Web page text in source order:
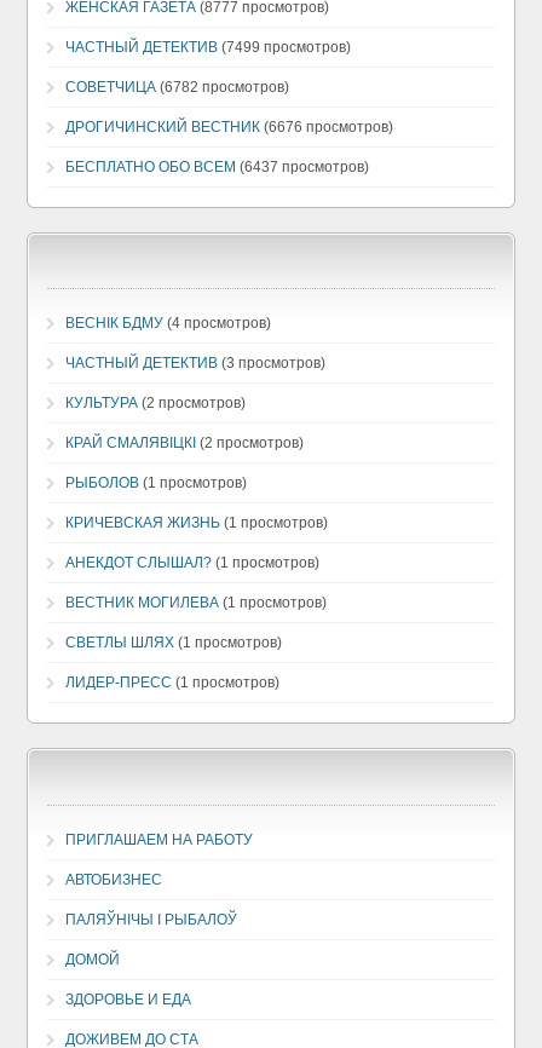
ЖЕНСКАЯ ГАЗЕТА (8777 просмотров)
ЧАСТНЫЙ ДЕТЕКТИВ (7499 просмотров)
СОВЕТЧИЦА (6782 просмотров)
ДРОГИЧИНСКИЙ ВЕСТНИК (6676 просмотров)
БЕСПЛАТНО ОБО ВСЕМ (6437 просмотров)
ВЕСНIК БДМУ (4 просмотров)
ЧАСТНЫЙ ДЕТЕКТИВ (3 просмотров)
КУЛЬТУРА (2 просмотров)
КРАЙ СМАЛЯВIЦКI (2 просмотров)
РЫБОЛОВ (1 просмотров)
КРИЧЕВСКАЯ ЖИЗНЬ (1 просмотров)
АНЕКДОТ СЛЫШАЛ? (1 просмотров)
ВЕСТНИК МОГИЛЕВА (1 просмотров)
СВЕТЛЫ ШЛЯХ (1 просмотров)
ЛИДЕР-ПРЕСС (1 просмотров)
ПРИГЛАШАЕМ НА РАБОТУ
АВТОБИЗНЕС
ПАЛЯЎНІЧЫ І РЫБАЛОЎ
ДОМОЙ
ЗДОРОВЬЕ И ЕДА
ДОЖИВЕМ ДО СТА